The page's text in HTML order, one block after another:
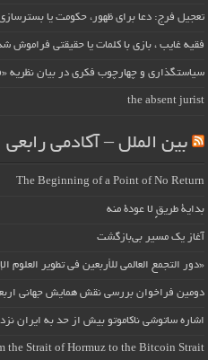
تعجیل فرج: دعا برای ظهور، حکومت یا
فقیه غایب ، بازی با کلمات یا حقیقتی فراموش
سیاستگذاری و چهارچوب فکری در بیان نظریه
the absent jurist
بین الملل – آکادمی رابعی
The Beginning of a Point of No Return
بداية طريقٍ لا عودة منه
آغاز یک مسیر بی‌بازگشت
«دور التجمع العالمي للأربعين في تطوير العلوم
دومین فراخوان بررسی نقش همایش جهانی
اشاره ساتوشی ناکاموتو بیش از حد به ایران
the Strait of Hormuz to the Bitcoin Strait